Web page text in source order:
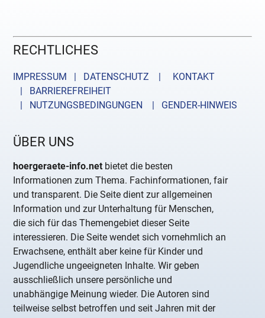
RECHTLICHES
IMPRESSUM | DATENSCHUTZ |
KONTAKT
| BARRIEREFREIHEIT
| NUTZUNGSBEDINGUNGEN
| GENDER-HINWEIS
ÜBER UNS
hoergeraete-info.net bietet die besten
Informationen zum Thema. Fachinformationen, fair
und transparent. Die Seite dient zur allgemeinen
Information und zur Unterhaltung für Menschen,
die sich für das Themengebiet dieser Seite
interessieren. Die Seite wendet sich vornehmlich an
Erwachsene, enthält aber keine für Kinder und
Jugendliche ungeeigneten Inhalte. Wir geben
ausschließlich unsere persönliche und
unabhängige Meinung wieder. Die Autoren sind
teilweise selbst betroffen und seit Jahren mit der